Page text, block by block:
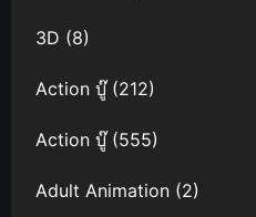
3D (8)
Action บู๊(212)
Action บู๊(555)
Adult Animation (2)